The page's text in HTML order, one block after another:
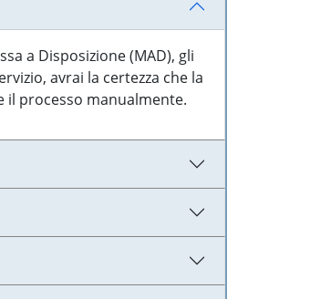
a Disposizione (MAD), gli
avrai la certezza che la
processo manualmente.